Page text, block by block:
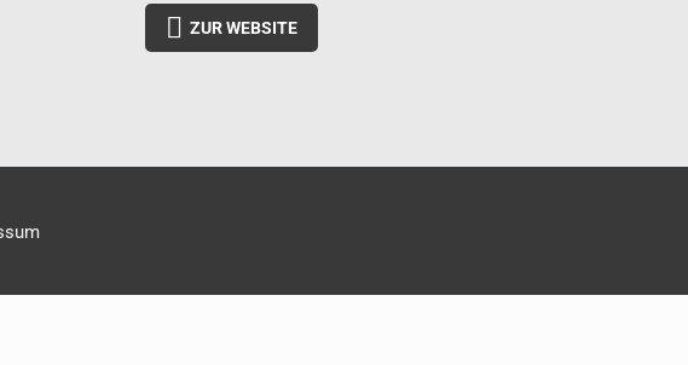
 ZUR WEBSITE